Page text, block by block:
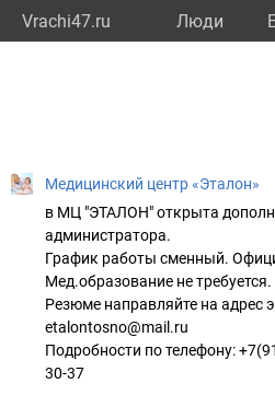
Vrachi47.ru Люди
Медицинский центр «Эталон»
в МЦ "ЭТАЛОН" открыта
администратора.
График работы сменный.
Мед.образование не требуется.
Резюме направляйте на адрес
etalontosno@mail.ru
Подробности по телефону:
30-37